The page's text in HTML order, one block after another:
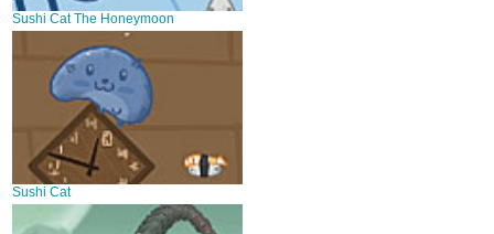
Sushi Cat The Honeymoon
Sushi Cat